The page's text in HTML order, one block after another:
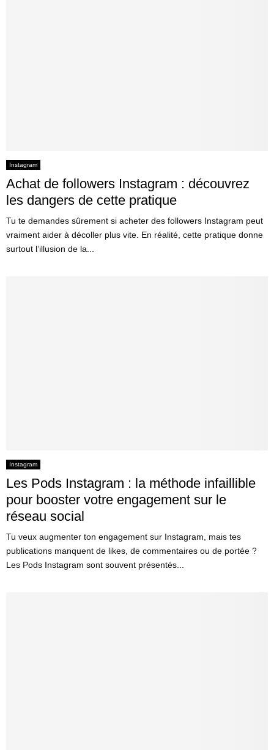
Instagram
Achat de followers Instagram : découvrez
les dangers de cette pratique
Tu te demandes sûrement si acheter des followers Instagram peut
vraiment aider à décoller plus vite. En réalité, cette pratique donne
surtout l’illusion de la...
Instagram
Les Pods Instagram : la méthode infaillible
pour booster votre engagement sur le
réseau social
Tu veux augmenter ton engagement sur Instagram, mais tes
publications manquent de likes, de commentaires ou de portée ?
Les Pods Instagram sont souvent présentés...